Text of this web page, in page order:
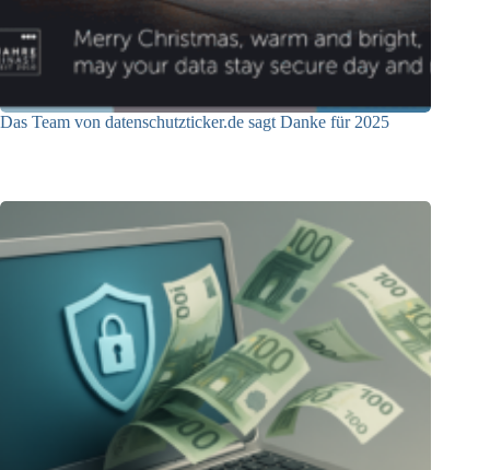
Das Team von datenschutzticker.de sagt Danke für 2025